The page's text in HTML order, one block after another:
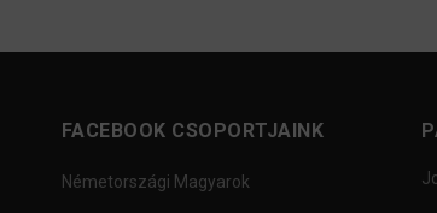
FACEBOOK CSOPORTJAINK
Németországi Magyarok